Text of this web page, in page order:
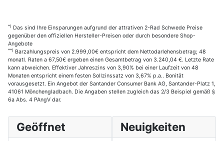
*) Das sind Ihre Einsparungen aufgrund der attrativen 2-Rad Schwede Preise
gegenüber den offiziellen Hersteller-Preisen oder durch besondere Shop-
Angebote
**) Barzahlungspreis von 2.999,00€ entspricht dem Nettodarlehensbetrag; 48
monatl. Raten a 67,50€ ergeben einen Gesamtbetrag von 3.240,04 €. Letzte Rate
kann abweichen. Effektiver Jahreszins von 3,90% bei einer Laufzeit von 48
Monaten entspricht einem festen Sollzinssatz von 3,67% p.a.. Bonität
vorausgesetzt. Ein Angebot der Santander Consumer Bank AG, Santander-Platz 1,
41061 Mönchengladbach. Die Angaben stellen zugleich das 2/3 Beispiel gemäß §
6a Abs. 4 PAngV dar.
Geöffnet Neuigkeiten